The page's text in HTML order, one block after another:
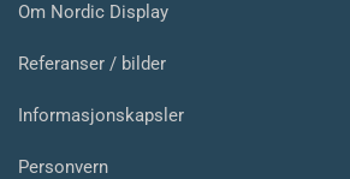
Om Nordic Display
Referanser / bilder
Informasjonskapsler
Personvern